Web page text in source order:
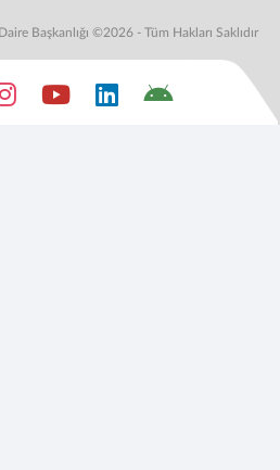
Başkanlığı ©2026 - Tüm Hakları Saklıdır